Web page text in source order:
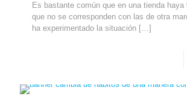
Es bastante común que en una tienda haya
que no se corresponden con las de otra
ha experimentado la situación […]